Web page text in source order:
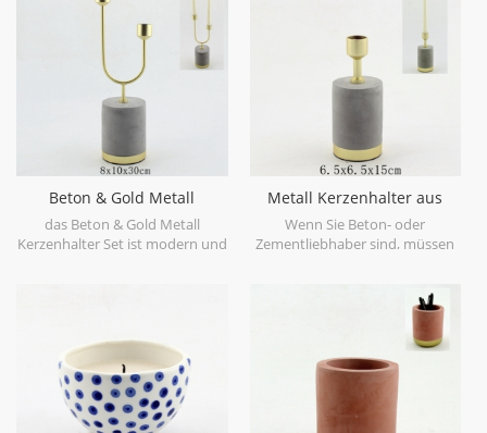
Beton & Gold Metall
Kerzenhalter Set
das Beton & Gold Metall
Kerzenhalter Set ist modern und
Metall Kerzenhalter aus
satiniertem Messing mit
Betonsockel
Wenn Sie Beton- oder
Zementliebhaber sind, müssen
ausprobieren. Metall
Kerzenhalter aus satiniertem
Messing mit Betonsockel